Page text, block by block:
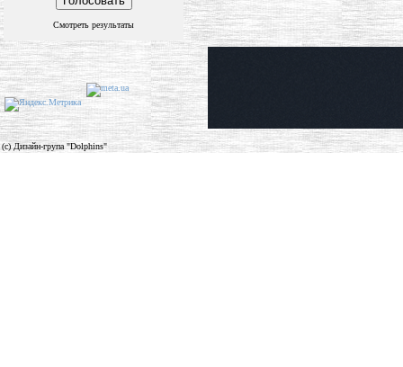
Смотреть результаты
(c) Дизайн-група "Dolphins"